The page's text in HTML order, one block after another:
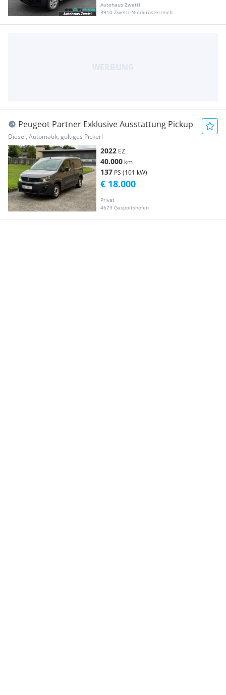
Autohaus Zwettl
3910 Zwettl-Niederösterreich
Peugeot Partner Exklusive Ausstattung Pickup
Diesel, Automatik, gültiges Pickerl
2022 EZ
40.000 km
137 PS (101 kW)
Privat
4673 Gaspoltshofen
€ 18.000